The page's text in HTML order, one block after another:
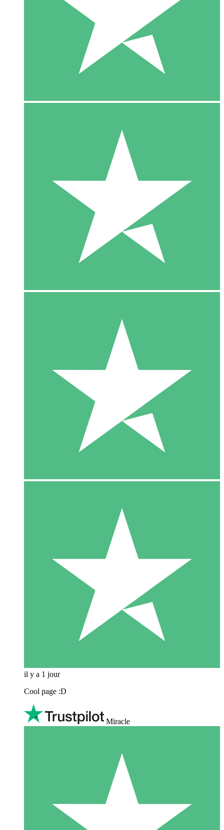
il y a 1 jour
Cool page :D
Miracle